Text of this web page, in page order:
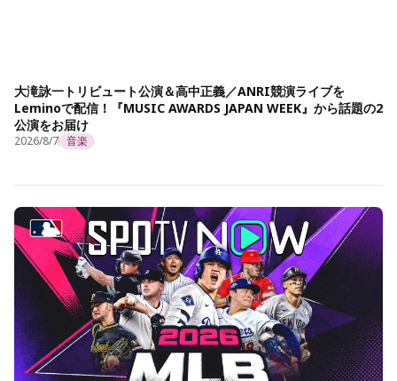
大滝詠一トリビュート公演＆高中正義／ANRI競演ライブを
Leminoで配信！『MUSIC AWARDS JAPAN WEEK』から話題の2
公演をお届け
2026/8/7 音楽